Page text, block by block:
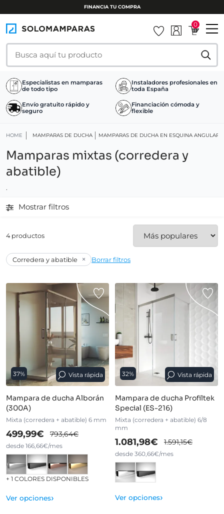
0
Especialistas en mamparas
de todo tipo
Instaladores profesionales en
toda España
Envío gratuito rápido y
seguro
Financiación cómoda y
flexible
HOME MAMPARAS DE DUCHA MAMPARAS DE DUCHA EN ESQUINA
Mamparas mixtas (corredera y
abatible)
.
Mostrar filtros
4 productos
Corredera y abatible × Borrar filtros
37% Vista rápida
Mampara de ducha Alborán
(300A)
Mixta (corredera + abatible) 6 mm
499,99€ 793,64€
desde 166,66€/mes
+ 1 COLORES DISPONIBLES
Ver opciones›
32% Vista rápida
Mampara de ducha Profiltek
Special (ES-216)
Mixta (corredera + abatible) 6/8
mm
1.081,98€ 1.591,15€
desde 360,66€/mes
Ver opciones›